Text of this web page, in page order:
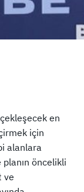
en
için
alanlara
planın öncelikli
ve